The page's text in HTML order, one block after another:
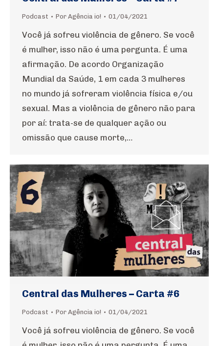
Podcast Por Agência io! 01/04/2021
Você já sofreu violência de gênero. Se você
é mulher, isso não é uma pergunta. É uma
afirmação. De acordo Organização
Mundial da Saúde, 1 em cada 3 mulheres
no mundo já sofreram violência física e/ou
sexual. Mas a violência de gênero não para
por aí: trata-se de qualquer ação ou
omissão que cause morte,…
Central das Mulheres – Carta #6
Podcast Por Agência io! 01/04/2021
Você já sofreu violência de gênero. Se você